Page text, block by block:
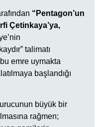
“Pentagon’un
Çetinkaya’ya,
talimatı
bu emre uymakta
başlandığı
büyük bir
rağmen;